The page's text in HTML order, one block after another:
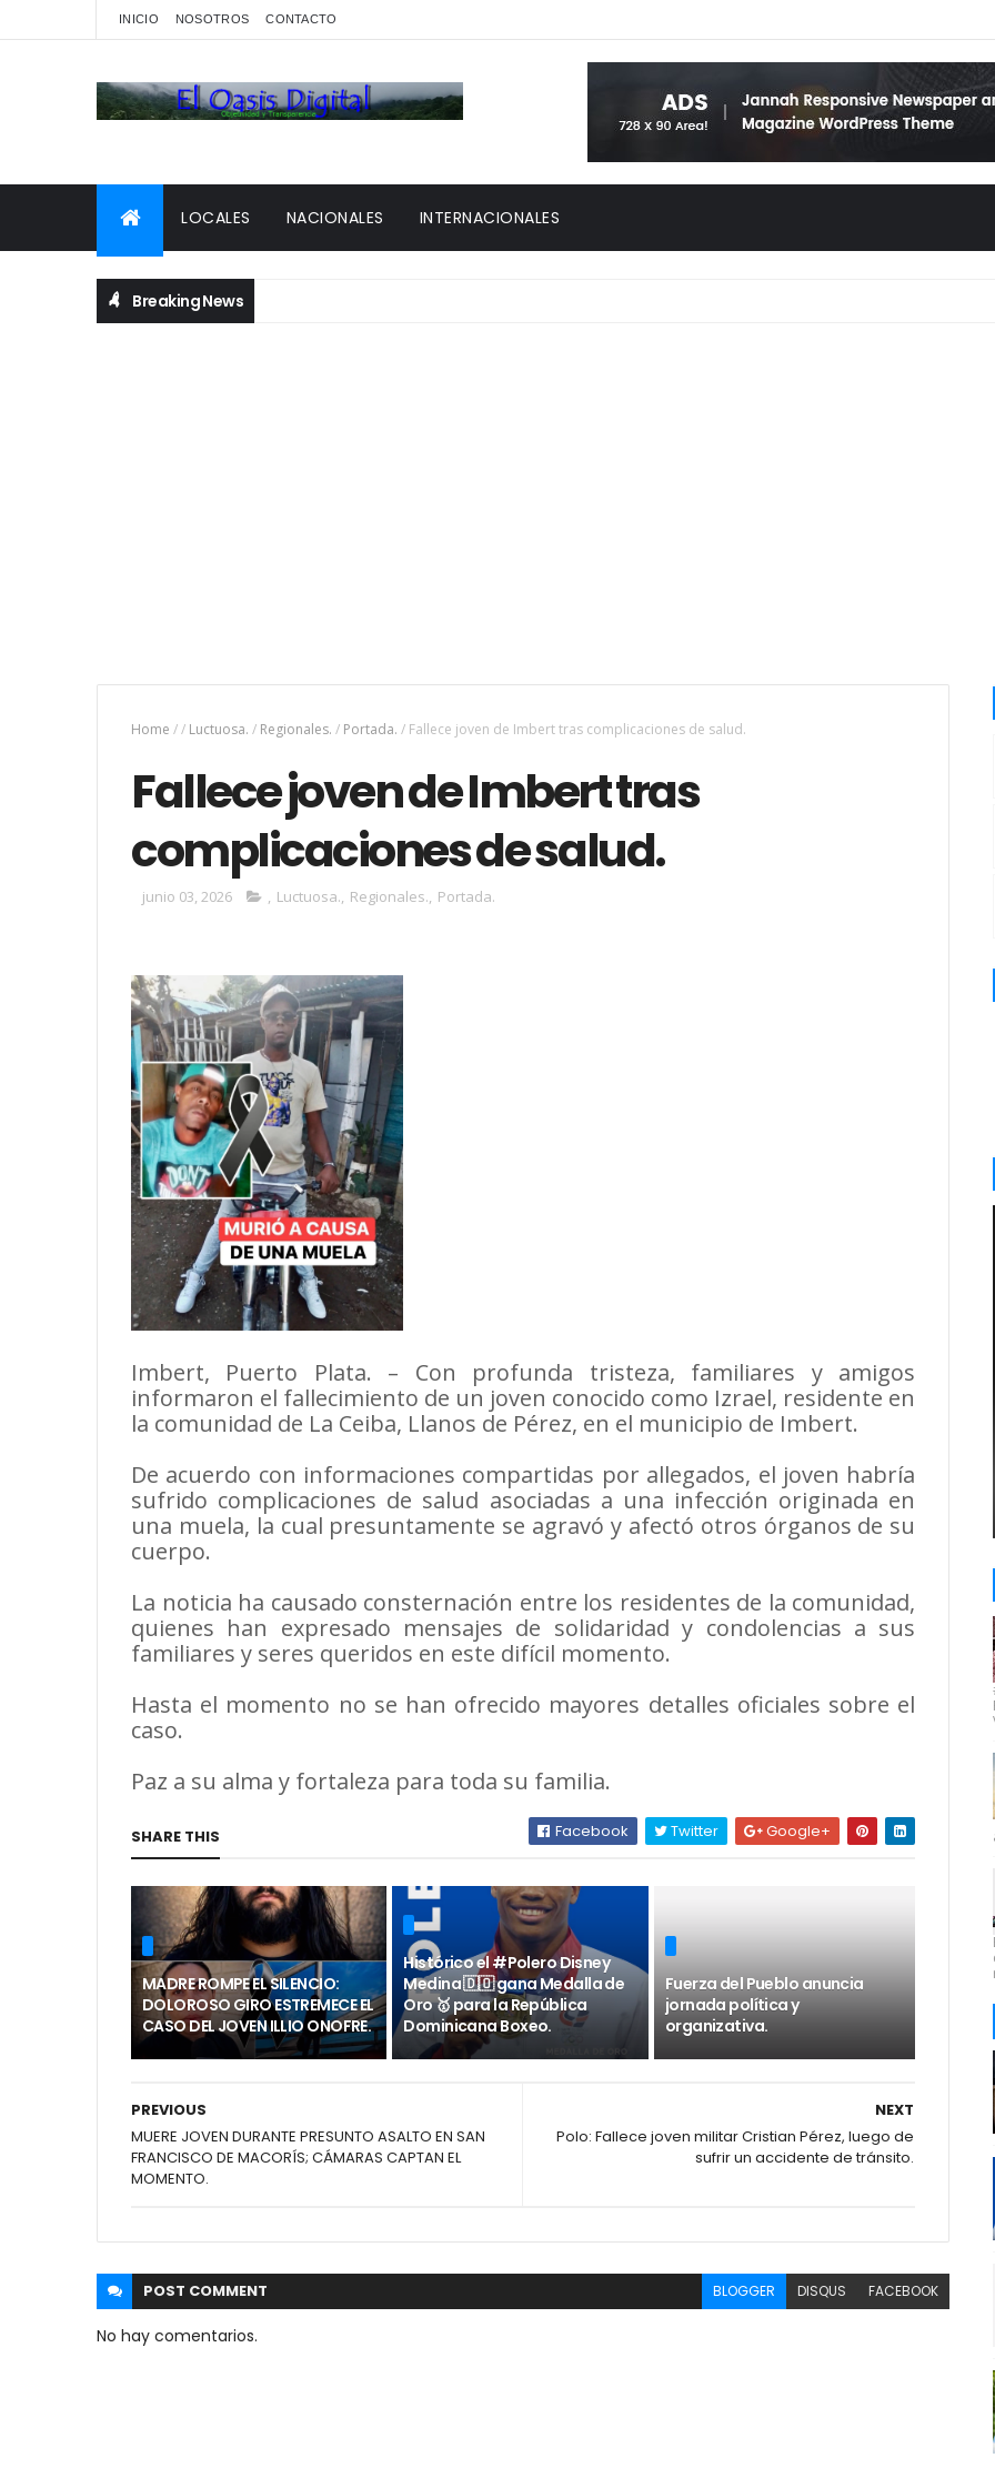
INICIO NOSOTROS CONTACTO
LOCALES NACIONALES INTERNACIONALES
Breaking News
Home // Luctuosa. / Regionales. / Portada. / Fallece joven de Imbert tras complicaciones de salud.
Fallece joven de Imbert tras
complicaciones de salud.
junio 03, 2026 , Luctuosa., Regionales., Portada.
Imbert, Puerto Plata. – Con profunda tristeza, familiares y amigos
informaron el fallecimiento de un joven conocido como Izrael, residente en
la comunidad de La Ceiba, Llanos de Pérez, en el municipio de Imbert.
De acuerdo con informaciones compartidas por allegados, el joven habría
sufrido complicaciones de salud asociadas a una infección originada en
una muela, la cual presuntamente se agravó y afectó otros órganos de su
cuerpo.
La noticia ha causado consternación entre los residentes de la comunidad,
quienes han expresado mensajes de solidaridad y condolencias a sus
familiares y seres queridos en este difícil momento.
Hasta el momento no se han ofrecido mayores detalles oficiales sobre el
caso.
Paz a su alma y fortaleza para toda su familia.
SHARE THIS Facebook Twitter Google+
MADRE ROMPE EL SILENCIO:
DOLOROSO GIRO ESTREMECE EL
CASO DEL JOVEN ILLIO ONOFRE.
Histórico el #Polero Disney
Medina 🇩🇴 gana Medalla de
Oro 🥇 para la República
Dominicana Boxeo.
Fuerza del Pueblo anuncia
jornada política y
organizativa.
NEXT
Polo: Fallece joven militar Cristian Pérez, luego de
sufrir un accidente de tránsito.
PREVIOUS
MUERE JOVEN DURANTE PRESUNTO ASALTO EN SAN
FRANCISCO DE MACORÍS; CÁMARAS CAPTAN EL
MOMENTO.
POST COMMENT BLOGGER DISQUS FACEBOOK
No hay comentarios.